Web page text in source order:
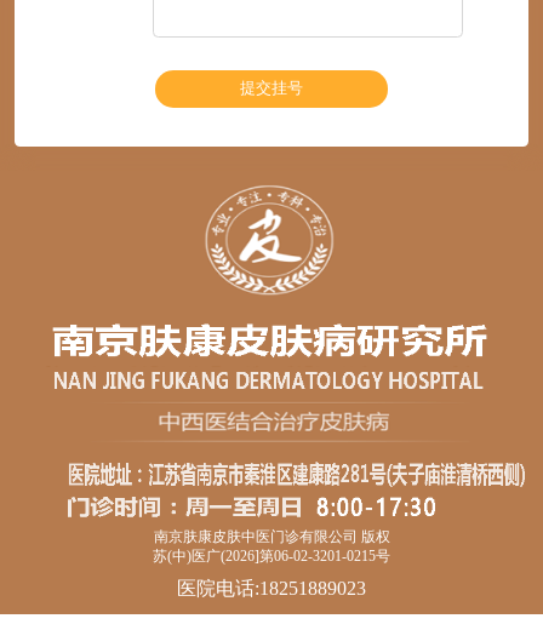
南京肤康皮肤中医门诊有限公司 版权
苏(中)医广(2026]第06-02-3201-0215号
医院电话:18251889023